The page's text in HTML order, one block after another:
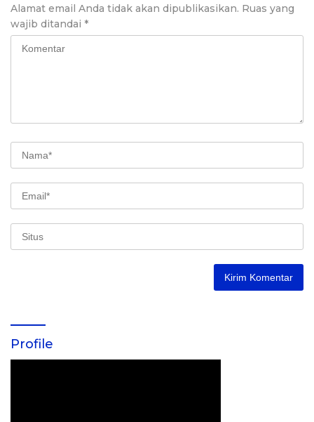
Alamat email Anda tidak akan dipublikasikan. Ruas yang
wajib ditandai *
Profile